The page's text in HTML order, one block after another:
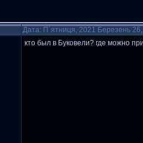
Дата: П`ятниця, 2021 Березень
кто был в Буковели? где можно